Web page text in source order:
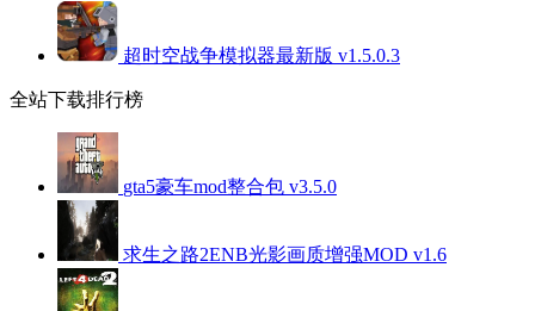
超时空战争模拟器最新版 v1.5.0.3
全站下载排行榜
gta5豪车mod整合包 v3.5.0
求生之路2ENB光影画质增强MOD v1.6